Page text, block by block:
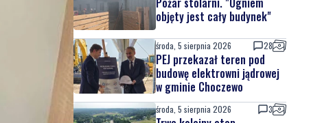
objęty jest cały budynek"
środa, 5 sierpnia 2026 28
PEJ przekazał teren pod
budowę elektrowni jądrowej
w gminie Choczewo
środa, 5 sierpnia 2026 3